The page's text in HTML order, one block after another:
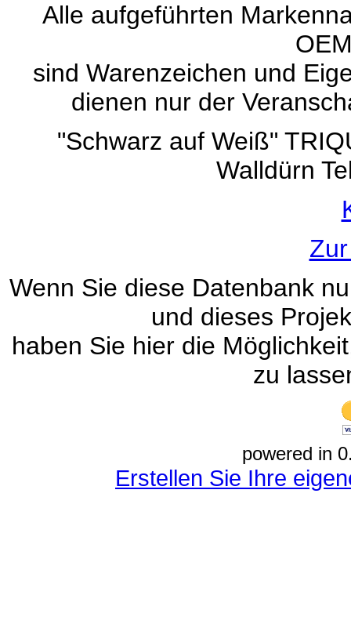
Alle aufgeführten
sind Warenzeichen und
dienen nur der
"Schwarz auf Weiß"
Walldürn
Wenn Sie diese Datenbank
und dieses
haben Sie hier die
zu
powered in
Erstellen Sie Ihre